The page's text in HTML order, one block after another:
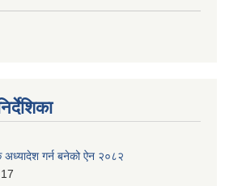
अध्यादेश गर्न बनेको ऐन २०८२